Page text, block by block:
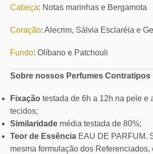
Cabeça: Notas marinhas e Bergamota
Coração: Alecrim, Sálvia Esclaréia e
Fundo: Olíbano e Patchouli
Sobre nossos Perfumes Contratipos
Fixação testada de 6h a 12h na pele e
tecidos;
Similaridade média testada de 80%;
Teor de Essência EAU DE PARFUM.
mesma formulação dos Referenciados,